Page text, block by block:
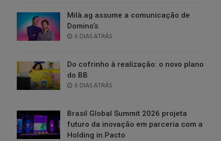
Milà.ag assume a comunicação de
Domino’s
POSTED
6 DIAS ATRÁS
Do cofrinho à realização: o novo plano
do BB
POSTED
6 DIAS ATRÁS
Brasil Global Summit 2026 projeta
futuro da inovação em parceria com a
Holding in.Pacto